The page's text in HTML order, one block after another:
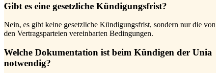
Gibt es eine gesetzliche Kündigungsfrist?
Nein, es gibt keine gesetzliche Kündigungsfrist, sondern nur die von
den Vertragsparteien vereinbarten Bedingungen.
Welche Dokumentation ist beim Kündigen der Unia
notwendig?